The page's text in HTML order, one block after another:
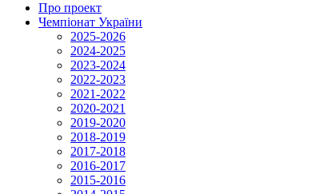
Про проект
Чемпіонат України
2025-2026
2024-2025
2023-2024
2022-2023
2021-2022
2020-2021
2019-2020
2018-2019
2017-2018
2016-2017
2015-2016